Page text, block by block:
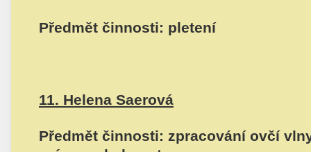
Předmět činnosti: pletení
11. Helena Saerová
Předmět činnosti: zpracování ovčí